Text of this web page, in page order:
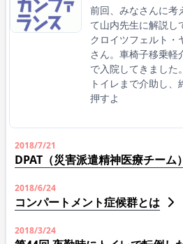
前回、みなさんに考
て山内先生に解説し
クロイツフェルト・
さん。車椅子移乗軽
で入院してきました
トイレまで介助し
押すよ
2018/7/21
DPAT（災害派遣精神医療チーム）
2018/6/24
コンパートメント症候群とは
2018/3/24